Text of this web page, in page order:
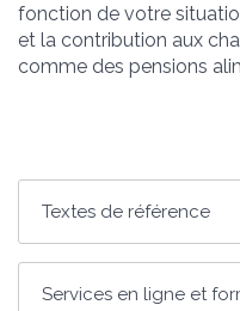
fonction de votre
et la contribution aux
comme des pensions
Textes de référence
Services en ligne et